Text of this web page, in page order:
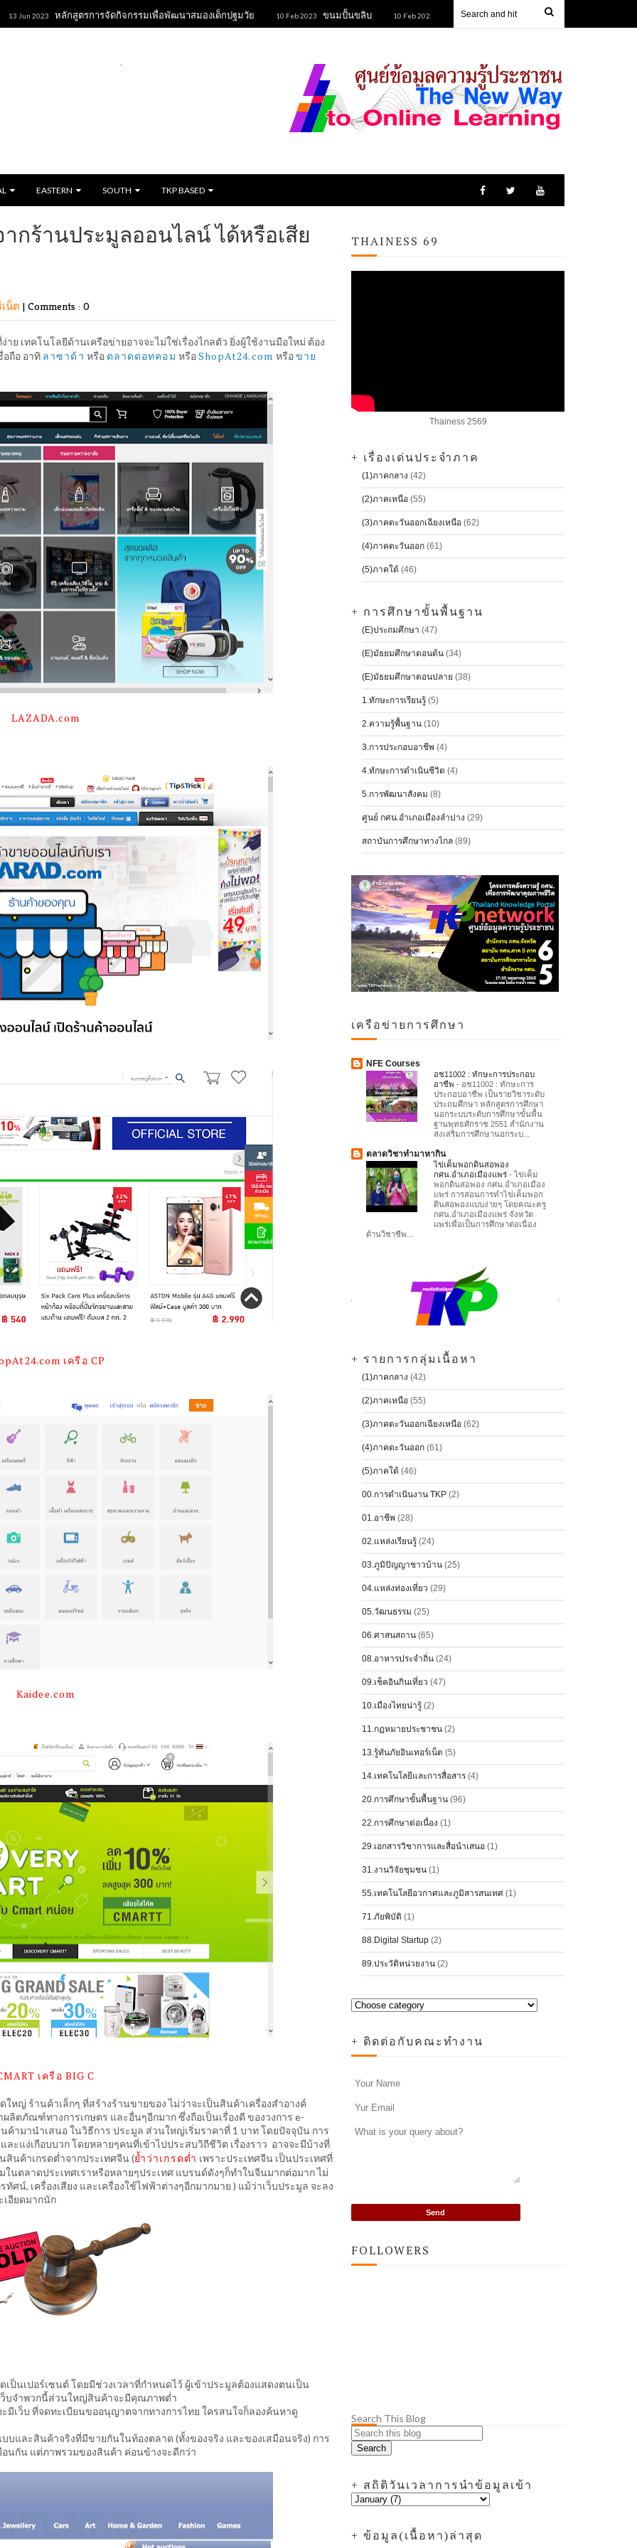
หลักสูตรการจัดกิจกรรมเพื่อพัฒนาสมองเด็กปฐมวัย 10 Feb 2023 ขนมปั้นขลิบ 10 Feb 2023 ข้าวหลามยายนิยม 10 Feb 2023 ข้าวฮางกุดรัง
EASTERN SOUTH TKP BASED
กร้านประมูลออนไลน์ ได้หรือเสีย
น็ต | Comments : 0
ย เทคโนโลยีด้านเครือข่ายอาจจะไม่ใช่เรื่องไกลตัว ยิ่งผู้ใช้งานมือใหม่ ต้อง
ถือ อาทิ ลาซาด้า หรือ ตลาดดอทคอม หรือShopAt24.com หรือขาย
LAZADA.com
เครือ CP
Kaidee.com
เครือ BIG C
หญ่ ร้านค้าเล็กๆ ที่สร้างร้านขายของ ไม่ว่าจะเป็นสินค้าเครื่องสำอางค์
ลิตภัณฑ์ทางการเกษตร และอื่นๆอีกมาก ซึ่งถือเป็นเรื่องดี ของวงการ e-
นค้ามานำเสนอ ในวิธีการ ประมูล ส่วนใหญ่เริ่มราคาที่ 1 บาท โดยปัจจุบัน การ
แง่เกือบบวก โดยหลายๆคนที่เข้าไปประสบวิถีชีวิต เรื่องราว อาจจะมีบ้างที่
นค้าเกรดต่ำจากประเทศจีน (ย้ำว่าเกรดต่ำ เพราะประเทศจีน เป็นประเทศที่
นตลาดประเทศเราหรือหลายๆประเทศ แบรนด์ดังๆก็ทำในจีนมากต่อมาก ไม่
ศน์, เครื่องเสียง และเครื่องใช้ไฟฟ้าต่างๆอีกมากมาย ) แม้ว่าเว็บประมูล จะลง
เอียดมากนัก
ป็นเปอร์เซนต์ โดยมีช่วงเวลาที่กำหนดไว้ ผู้เข้าประมูลต้องแสดงตนเป็น
ว็บจำพวกนี้ส่วนใหญ่สินค้าจะมีคุณภาพต่ำ
เว็บ ที่จดทะเบียนขออนุญาตจากทางการไทย ใครสนใจก็ลองค้นหาดู
และสินค้าจริงที่มีขายกันในท้องตลาด (ทั้งของจริง และของเสมือนจริง) การ
นกัน แต่ภาพรวมของสินค้า ค่อนข้างจะดีกว่า
THAINESS 69
Thainess 2569
+ เรื่องเด่นประจำภาค
(1)ภาคกลาง (42)
(2)ภาคเหนือ (55)
(3)ภาคตะวันออกเฉียงเหนือ (62)
(4)ภาคตะวันออก (61)
(5)ภาคใต้ (46)
+ การศึกษาขั้นพื้นฐาน
(E)ประถมศึกษา (47)
(E)มัธยมศึกษาตอนต้น (34)
(E)มัธยมศึกษาตอนปลาย (38)
1.ทักษะการเรียนรู้ (5)
2.ความรู้พื้นฐาน (10)
3.การประกอบอาชีพ (4)
4.ทักษะการดำเนินชีวิต (4)
5.การพัฒนาสังคม (8)
ศูนย์ กศน.อำเภอเมืองลำปาง (29)
สถาบันการศึกษาทางไกล (89)
เครือข่ายการศึกษา
NFE Courses
อช11002 : ทักษะการประกอบ
อาชีพ - อช11002 : ทักษะการ
ประกอบอาชีพ เป็นรายวิชาระดับ
ประถมศึกษา หลักสูตรการศึกษา
นอกระบบระดับการศึกษาขั้นพื้น
ฐานพุทธศักราช 2551 สำนักงาน
ส่งเสริมการศึกษานอกระบ...
ตลาดวิชาทำมาหากิน
ไข่เค็มพอกดินสอพอง
กศน.อำเภอเมืองแพร่ -ไข่เค็ม
พอกดินสอพอง กศน.อำเภอเมือง
แพร่ การสอนการทำไข่เค็มพอก
ดินสอพองแบบง่ายๆ โดยคณะครู
กศน.อำเภอเมืองแพร่ จังหวัด
แพร่เพื่อเป็นการศึกษาต่อเนื่อง
ด้านวิชาชีพ...
+ รายการกลุ่มเนื้อหา
(1)ภาคกลาง (42)
(2)ภาคเหนือ (55)
(3)ภาคตะวันออกเฉียงเหนือ (62)
(4)ภาคตะวันออก (61)
(5)ภาคใต้ (46)
00.การดำเนินงาน TKP (2)
01.อาชีพ (28)
02.แหล่งเรียนรู้ (24)
03.ภูมิปัญญาชาวบ้าน (25)
04.แหล่งท่องเที่ยว (29)
05.วัฒนธรรม (25)
06.ศาสนสถาน (65)
08.อาหารประจำถิ่น (24)
09.เช็คอินกินเที่ยว (47)
10.เมืองไทยน่ารู้ (2)
11.กฏหมายประชาชน (2)
13.รู้ทันภัยอินเทอร์เน็ต (5)
14.เทคโนโลยีและการสื่อสาร (4)
20.การศึกษาขั้นพื้นฐาน (96)
22.การศึกษาต่อเนื่อง (1)
29.เอกสารวิชาการและสื่อนำเสนอ (1)
31.งานวิจัยชุมชน (1)
55.เทคโนโลยีอวกาศและภูมิสารสนเทศ (1)
71.ภัยพิบัติ (1)
88.Digital Startup (2)
89.ประวัติหน่วยงาน (2)
+ ติดต่อกับคณะทำงาน
FOLLOWERS
Search This Blog
+ สถิติวันเวลาการนำข้อมูลเข้า
+ ข้อมูล(เนื้อหา)ล่าสุด